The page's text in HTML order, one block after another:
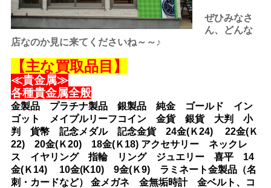
ぜひみなさ
ん、どんな
店なのか見に来てくださいね～～♪
【主な買取品目】
≪貴金属≫
各種貴金属全般
金製品 プラチナ製品 銀製品 純金 ゴールド イン
ゴット メイプルリーフコイン 金貨 銀貨 大判 小
判 貨幣 記念メダル 記念金貨 24金(Ｋ24) 22金(Ｋ
22) 20金(Ｋ20) 18金(Ｋ18) アクセサリー ネックレ
ス イヤリング 指輪 リング ジュエリー 喜平 14
金(Ｋ14) 10金(K10) 9金(Ｋ9) ラミネート金製品（名
刺・カードなど） 金メガネ 金無垢時計 金ベルト、コ